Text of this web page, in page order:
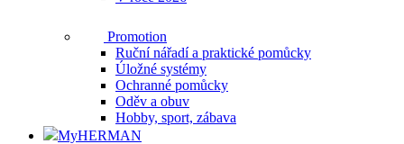
Promotion
Ruční nářadí a praktické pomůcky
Úložné systémy
Ochranné pomůcky
Oděv a obuv
Hobby, sport, zábava
MyHERMAN